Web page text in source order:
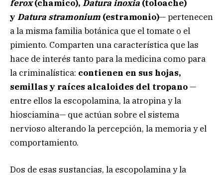
ferox(chamico), Datura inoxia (toloache)
y Datura stramonium (estramonio)— pertenecen
a la misma familia botánica que el tomate o el
pimiento. Comparten una característica que las
hace de interés tanto para la medicina como para
la criminalística: contienen en sus hojas,
semillas y raíces alcaloides del tropano—
entre ellos la escopolamina, la atropina y la
hiosciamina— que actúan sobre el sistema
nervioso alterando la percepción, la memoria y el
comportamiento.
Dos de esas sustancias, la escopolamina y la